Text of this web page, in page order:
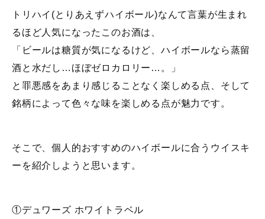
トリハイ(とりあえずハイボール)なんて言葉が生まれ
るほど人気になったこのお酒は、
「ビールは糖質が気になるけど、ハイボールなら蒸留
酒と水だし…ほぼゼロカロリー…。」
と罪悪感をあまり感じることなく楽しめる点、そして
銘柄によって色々な味を楽しめる点が魅力です。
そこで、個人的おすすめのハイボールに合うウイスキ
ーを紹介しようと思います。
①デュワーズ ホワイトラベル